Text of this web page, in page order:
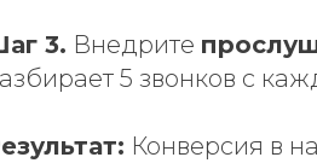
3. Внедрите
5 звонков с
Конверсия в